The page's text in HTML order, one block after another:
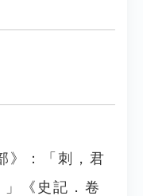
》：「刺，君
《史記．卷